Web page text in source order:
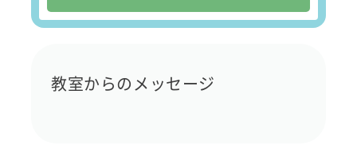
教室からのメッセージ